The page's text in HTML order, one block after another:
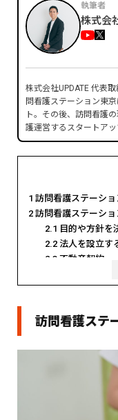
執筆者
株式会
株式会社UPDATE 代表
問看護ステーション東
ト。その後、訪問看護
護運営するスタートア
い、上場企業へのグル
財を育成するためマネ
2013年 ケアプロ株式会
2019年 株式会社
社） 創業 代表取締役
2021年 GOOD AID株
2023年 セルフケア薬局
2023年 まちほけ株式会
■得意領域
採用戦略・体制構築
新卒訪問看護師の育成
1 訪問看護ステーショ
2 訪問看護ステーシ
2.1 目的や方針を
2.2 法人を設立す
2.3 不動産契約
資金と従業員
2.7 事業開始
3.1訪問看護ステ
地域ニーズに応じ
訪問看護ステ